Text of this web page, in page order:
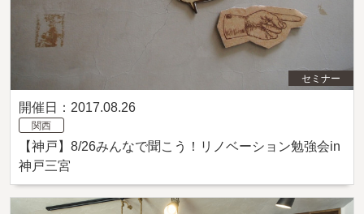
セミナー
開催日：2017.08.26
関西
【神戸】8/26みんなで聞こう！リノベーション勉強会in
神戸三宮